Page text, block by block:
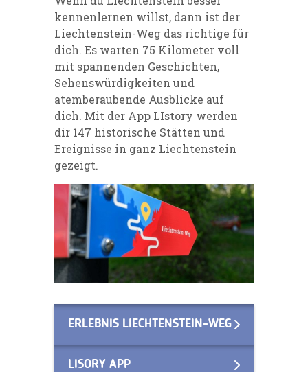
kennenlernen willst, dann ist der
Liechtenstein-Weg das richtige für
dich. Es warten 75 Kilometer voll
mit spannenden Geschichten,
Sehenswürdigkeiten und
atemberaubende Ausblicke auf
dich. Mit der App LIstory werden
dir 147 historische Stätten und
Ereignisse in ganz Liechtenstein
gezeigt.
ERLEBNIS LIECHTENSTEIN-WEG
LISORY APP